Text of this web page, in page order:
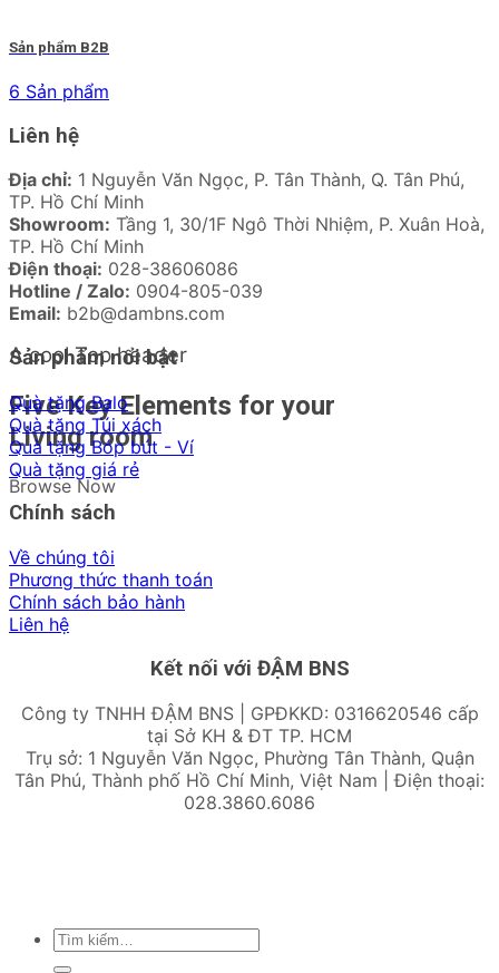
A cool Top header
Five Key Elements for your
Living room
Browse Now
Sản phẩm B2B
6 Sản phẩm
Liên hệ
Địa chỉ: 1 Nguyễn Văn Ngọc, P. Tân Thành, Q. Tân Phú,
TP. Hồ Chí Minh
Showroom: Tầng 1, 30/1F Ngô Thời Nhiệm, P. Xuân Hoà,
TP. Hồ Chí Minh
Điện thoại: 028-38606086
Hotline / Zalo: 0904-805-039
Email: b2b@dambns.com
Sản phẩm nổi bật
Quà tặng Balo
Quà tặng Túi xách
Quà tặng Bóp bút - Ví
Quà tặng giá rẻ
Chính sách
Về chúng tôi
Phương thức thanh toán
Chính sách bảo hành
Liên hệ
Kết nối với ĐẬM BNS
Công ty TNHH ĐẬM BNS | GPĐKKD: 0316620546 cấp
tại Sở KH & ĐT TP. HCM
Trụ sở: 1 Nguyễn Văn Ngọc, Phường Tân Thành, Quận
Tân Phú, Thành phố Hồ Chí Minh, Việt Nam | Điện thoại:
028.3860.6086
Tìm
kiếm: